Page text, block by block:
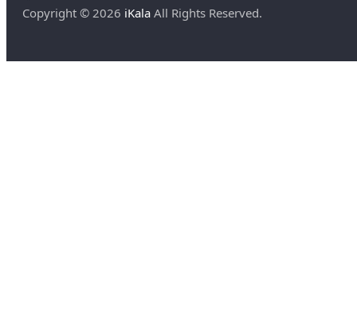
Copyright © 2026 iKala All Rights Reserved.